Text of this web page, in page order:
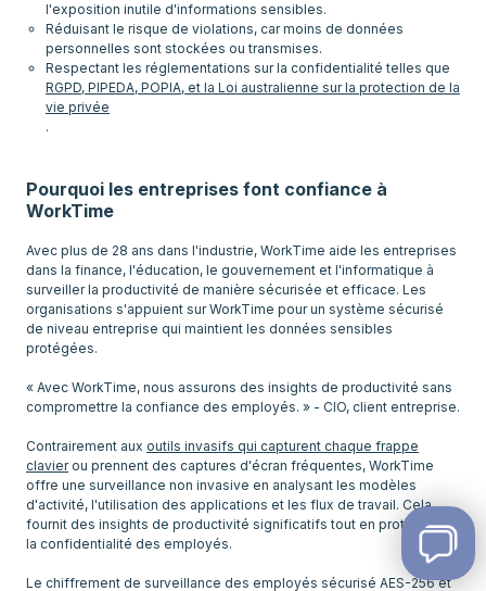
l'exposition inutile d'informations sensibles.
Réduisant le risque de violations, car moins de données
personnelles sont stockées ou transmises.
Respectant les réglementations sur la confidentialité telles que
RGPD, PIPEDA, POPIA, et la Loi australienne sur la protection de la
vie privée
.
Pourquoi les entreprises font confiance à
WorkTime
Avec plus de 28 ans dans l'industrie, WorkTime aide les entreprises
dans la finance, l'éducation, le gouvernement et l'informatique à
surveiller la productivité de manière sécurisée et efficace. Les
organisations s'appuient sur WorkTime pour un système sécurisé
de niveau entreprise qui maintient les données sensibles
protégées.
« Avec WorkTime, nous assurons des insights de productivité sans
compromettre la confiance des employés. » - CIO, client entreprise.
Contrairement aux outils invasifs qui capturent chaque frappe
clavierou prennent des captures d'écran fréquentes, WorkTime
offre une surveillance non invasive en analysant les modèles
d'activité, l'utilisation des applications et les flux de travail. Cela
fournit des insights de productivité significatifs tout en protégeant
la confidentialité des employés.
Le chiffrement de surveillance des employés sécurisé AES-256 et